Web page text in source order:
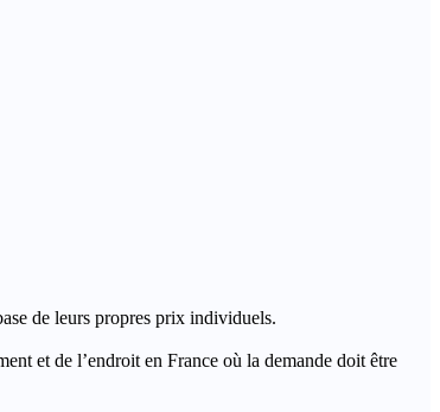
de leurs propres prix individuels.
et de l’endroit en France où la demande doit être